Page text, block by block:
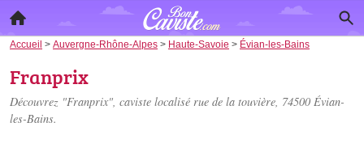
Accueil > Auvergne-Rhône-Alpes > Haute-Savoie > Évian-les-Bains
Franprix
Découvrez "Franprix", caviste localisé rue de la touvière, 74500 Évian-
les-Bains.